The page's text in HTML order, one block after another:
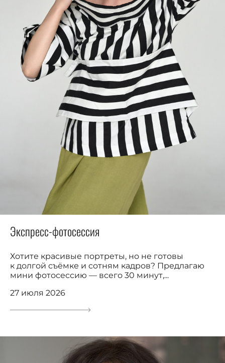
Экспресс-фотосессия
Хотите красивые портреты, но не готовы
к долгой съёмке и сотням кадров? Предлагаю
мини фотосессию — всего 30 минут,...
27 июля 2026